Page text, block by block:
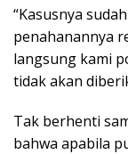
“Kasusnya
penahanannya
langsung kami
tidak akan
Tak berhenti
bahwa apabila